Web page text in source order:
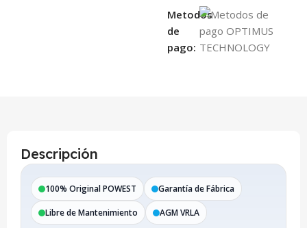
Metodos
de
pago:
Descripción
100% Original POWEST Garantía de Fábrica
Libre de Mantenimiento AGM VRLA